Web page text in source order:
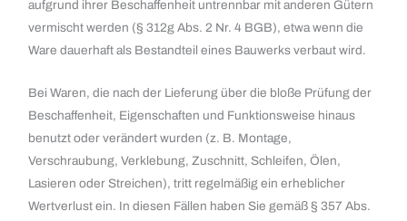
aufgrund ihrer Beschaffenheit untrennbar mit anderen Gütern
vermischt werden (§ 312g Abs. 2 Nr. 4 BGB), etwa wenn die
Ware dauerhaft als Bestandteil eines Bauwerks verbaut wird.
Bei Waren, die nach der Lieferung über die bloße Prüfung der
Beschaffenheit, Eigenschaften und Funktionsweise hinaus
benutzt oder verändert wurden (z. B. Montage,
Verschraubung, Verklebung, Zuschnitt, Schleifen, Ölen,
Lasieren oder Streichen), tritt regelmäßig ein erheblicher
Wertverlust ein. In diesen Fällen haben Sie gemäß § 357 Abs.